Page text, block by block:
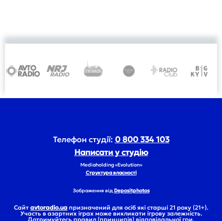
Телефон студії: 0 800 334 103
Написати у студію
Mediaholding «Evolution»
Структура власності
Зображення від Depositphotos
Сайт avtoradio.ua призначений для осіб які старші 21 року (21+).
Участь в азартних іграх може викликати ігрову залежність.
Дотримуйтесь правил (принципів) відповідальної гри.